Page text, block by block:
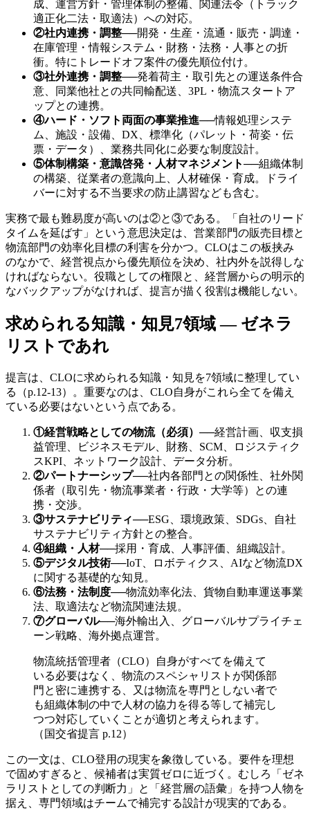
成、運営方針・管理体制の整備、関連法令（トラック
適正化二法・取適法）への対応。
②社内連携・調整──開発・生産・流通・販売・調達・
在庫管理・情報システム・財務・法務・人事との折
衝。特にトレードオフ案件の優先順位付け。
③社外連携・調整──発着荷主・取引先との運送条件合
意、同業他社との共同輸配送、3PL・物流スタートア
ップとの連携。
④ハード・ソフト両面の事業推進──情報処理システ
ム、施設・設備、DX、標準化（パレット・荷姿・伝
票・データ）、業務共同化に必要な制度設計。
⑤体制構築・意識啓発・人材マネジメント──組織体制
の構築、従業者の意識向上、人材確保・育成。ドライ
バーに対する不当要求の防止講習なども含む。
実務で最も難易度が高いのは②と③である。「自社のリード
タイムを延ばす」という意思決定は、営業部門の販売目標と
物流部門の効率化目標の利害を分かつ。CLOはこの板挟み
のなかで、経営視点から優先順位を決め、社内外を説得しな
ければならない。役職としての権限と、経営層からの明示的
なバックアップがなければ、提言が描く役割は機能しない。
求められる知識・知見7領域 — ゼネラ
リストであれ
提言は、CLOに求められる知識・知見を7領域に整理してい
る（p.12-13）。重要なのは、CLO自身がこれら全てを備え
ている必要はないという点である。
①経営戦略としての物流（必須） ──経営計画、収支損
益管理、ビジネスモデル、財務、SCM、ロジスティク
スKPI、ネットワーク設計、データ分析。
②パートナーシップ──社内各部門との関係性、社外関
係者（取引先・物流事業者・行政・大学等）との連
携・交渉。
③サステナビリティ──ESG、環境政策、SDGs、自社
サステナビリティ方針との整合。
④組織・人材──採用・育成、人事評価、組織設計。
⑤デジタル技術──IoT、ロボティクス、AIなど物流DX
に関する基礎的な知見。
⑥法務・法制度──物流効率化法、貨物自動車運送事業
法、取適法など物流関連法規。
⑦グローバル──海外輸出入、グローバルサプライチェ
ーン戦略、海外拠点運営。
物流統括管理者（CLO）自身がすべてを備えて
いる必要はなく、物流のスペシャリストが関係部
門と密に連携する、又は物流を専門としない者で
も組織体制の中で人材の協力を得る等して補完し
つつ対応していくことが適切と考えられます。
（国交省提言 p.12）
この一文は、CLO登用の現実を象徴している。要件を理想
で固めすぎると、候補者は実質ゼロに近づく。むしろ「ゼネ
ラリストとしての判断力」と「経営層の語彙」を持つ人物を
据え、専門領域はチームで補完する設計が現実的である。